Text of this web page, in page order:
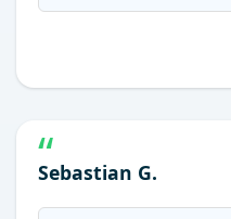
Sebastian G.